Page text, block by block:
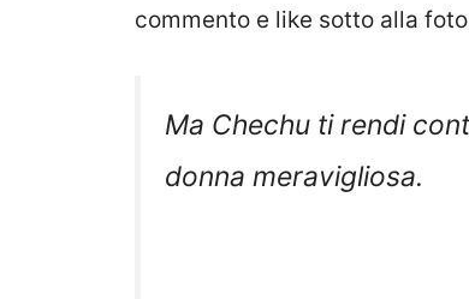
commento e like sotto alla
Ma Chechu ti rendi
donna meravigliosa.